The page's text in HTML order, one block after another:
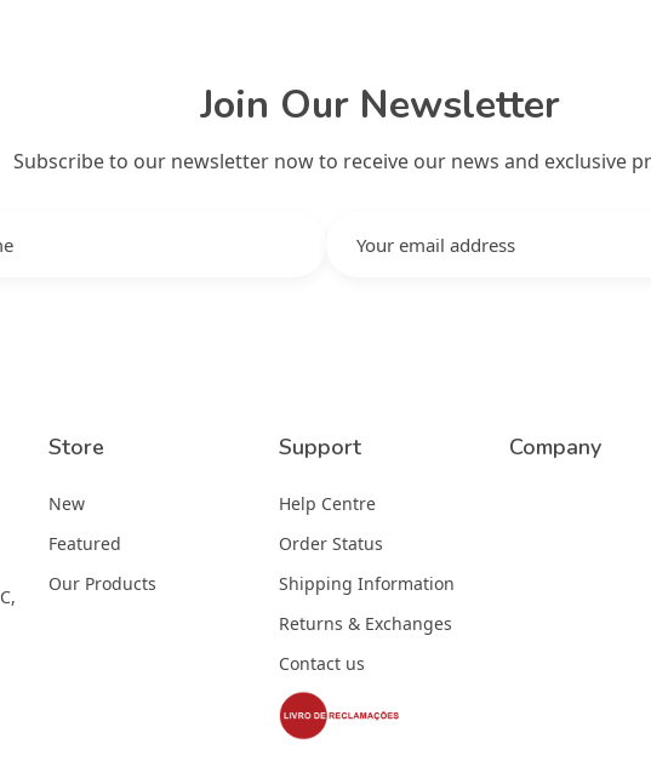
Join Our Newsletter
Subscribe to our newsletter now to receive our news and exclusive
Store
New
Featured
Our Products
Support
Help Centre
Order Status
Shipping Information
Returns & Exchanges
Contact us
Company